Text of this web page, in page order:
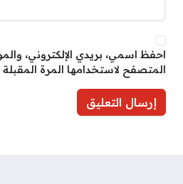
احفظ اسمي، بريدي الإلكتروني،
المتصفح لاستخدامها المرة